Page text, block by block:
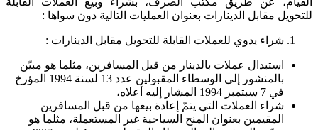
للتحويل مقابل الدينارات بعنوان العمليات التالية دون سواها :
شراء يدوي للعملات القابلة للتحويل مقابل الدينارات :
استبدال عملات بالدينار من قبل المسافرين، مثلما هو مبيّن
بالمنشور إلى الوسطاء المقبولين عدد 13 لسنة 1994 المؤرخ
في 7 سبتمبر 1994 المشار إليه أعلاه،
شراء العملات التي يتمّ إعادة بيعها من قبل المسافرين
المقيمين بعنوان المنح السياحية غير المستعملة، مثلما هو